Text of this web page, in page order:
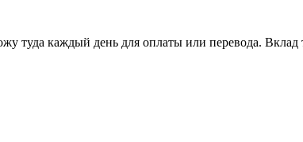
туда каждый день для оплаты или перевода.